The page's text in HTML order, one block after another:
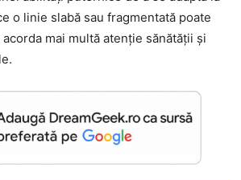
o linie slabă sau fragmentată poate
mai multă atenție sănătății și